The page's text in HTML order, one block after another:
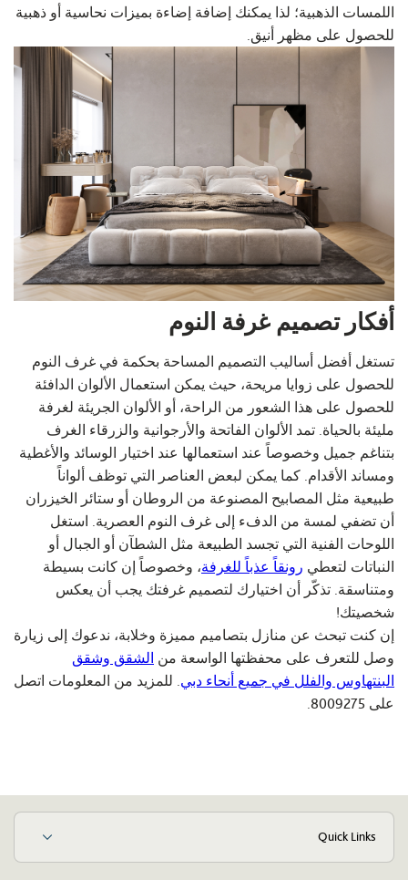
اللمسات الذهبية؛ لذا يمكنك إضافة إضاءة بميزات نحاسية أو ذهبية
للحصول على مظهر أنيق.
أفكار تصميم غرفة النوم
تستغل أفضل أساليب التصميم المساحة بحكمة في غرف النوم
للحصول على زوايا مريحة، حيث يمكن استعمال الألوان الدافئة
للحصول على هذا الشعور من الراحة، أو الألوان الجريئة لغرفة
مليئة بالحياة. تمد الألوان الفاتحة والأرجوانية والزرقاء الغرف
بتناغم جميل وخصوصاً عند استعمالها عند اختيار الوسائد والأغطية
ومساند الأقدام. كما يمكن لبعض العناصر التي توظف ألواناً
طبيعية مثل المصابيح المصنوعة من الروطان أو ستائر الخيزران
أن تضفي لمسة من الدفء إلى غرف النوم العصرية. استغل
اللوحات الفنية التي تجسد الطبيعة مثل الشطآن أو الجبال أو
النباتات لتعطي رونقاً عذباً للغرفة، وخصوصاً إن كانت بسيطة
ومتناسقة. تذكّر أن اختيارك لتصميم غرفتك يجب أن يعكس
شخصيتك!
إن كنت تبحث عن منازل بتصاميم مميزة وخلابة، ندعوك إلى زيارة
وصل للتعرف على محفظتها الواسعة من الشقق وشقق
البنتهاوس والفلل في جميع أنحاء دبي. للمزيد من المعلومات اتصل
على 8009275.
Quick Links